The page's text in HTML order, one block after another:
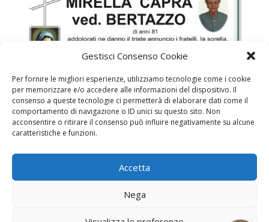
Gestisci Consenso Cookie
Per fornire le migliori esperienze, utilizziamo tecnologie come i cookie
per memorizzare e/o accedere alle informazioni del dispositivo. Il
consenso a queste tecnologie ci permetterà di elaborare dati come il
comportamento di navigazione o ID unici su questo sito. Non
acconsentire o ritirare il consenso può influire negativamente su alcune
caratteristiche e funzioni.
Accetta
Nega
Necrologi Casale Monferrato
Necrologi Piemonte